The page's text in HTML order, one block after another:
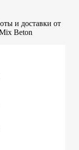
и доставки от
Beton